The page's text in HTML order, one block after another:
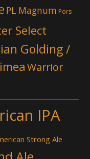
PL Magnum Pors
Select
Golding /
Warrior
IPA
Strong Ale